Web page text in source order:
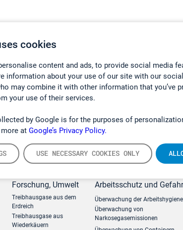
cookies
content and ads, to provide social media
information about your use of our site with our
may combine it with other information that you’ve
your use of their services.
by Google is for the purposes of
at Google’s Privacy Policy.
USE NECESSARY COOKIES ONLY
Forschung, Umwelt
Treibhausgase aus dem
Erdreich
Treibhausgase aus
Wiederkäuern
Arbeitsschutz und
Überwachung der Arbeitshygiene
Überwachung von
Narkosegasemissionen